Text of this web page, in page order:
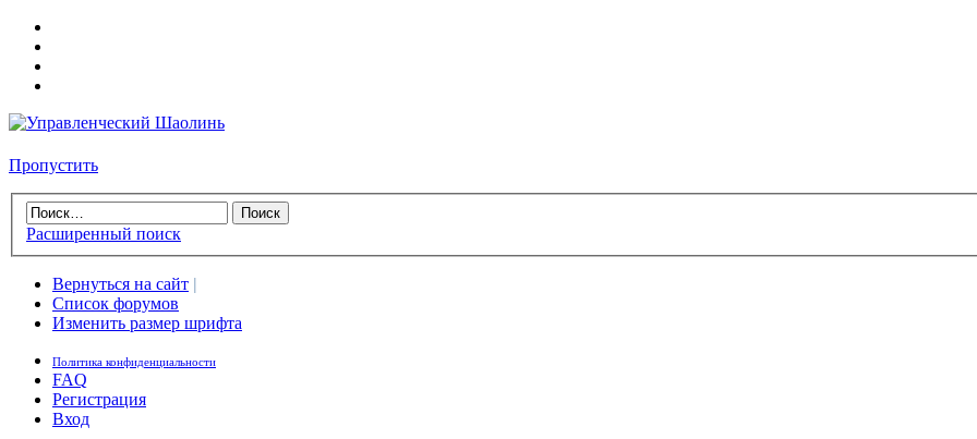
Пропустить
Расширенный поиск
Вернуться на сайт |
Список форумов
Изменить размер шрифта
Политика конфиденциальности
FAQ
Регистрация
Вход